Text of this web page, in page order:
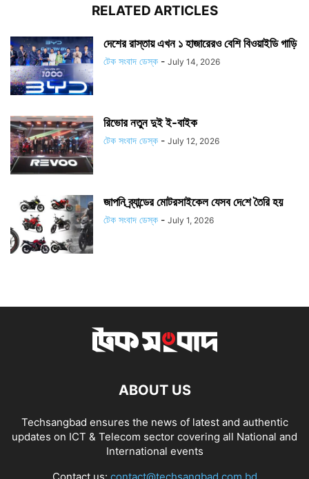
RELATED ARTICLES
দেশের রাস্তায় এখন ১ হাজারেরও বেশি বিওয়াইডি গাড়ি
টেক সংবাদ ডেস্ক - July 14, 2026
রিভোর নতুন দুই ই-বাইক
টেক সংবাদ ডেস্ক - July 12, 2026
জাপ‌নি ব্র্যান্ডের মোটরসাইকেল যেসব দে‌শে তৈ‌রি হয়
টেক সংবাদ ডেস্ক - July 1, 2026
ABOUT US
Techsangbad ensures the news of latest and authentic
updates on ICT & Telecom sector covering all National and
International events